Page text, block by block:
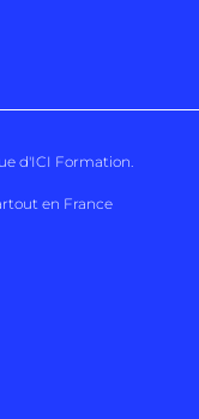
d'ICI Formation.
en France